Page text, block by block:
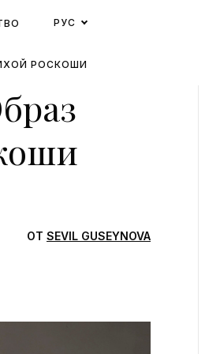
РУС
РОСКОШИ
ОТ SEVIL GUSEYNOVA